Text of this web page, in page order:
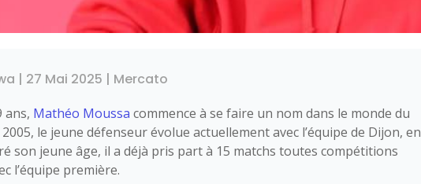
| 27 Mai 2025 | Mercato
ans, Mathéo Moussa commence à se faire un nom dans le monde du
le jeune défenseur évolue actuellement avec l’équipe de Dijon, en
son jeune âge, il a déjà pris part à 15 matchs toutes compétitions
l’équipe première.